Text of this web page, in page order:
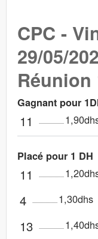
CPC -
29/05/
Réunion
Gagnant pour
11
Placé pour 1 DH
11
4 1,30dhs
13